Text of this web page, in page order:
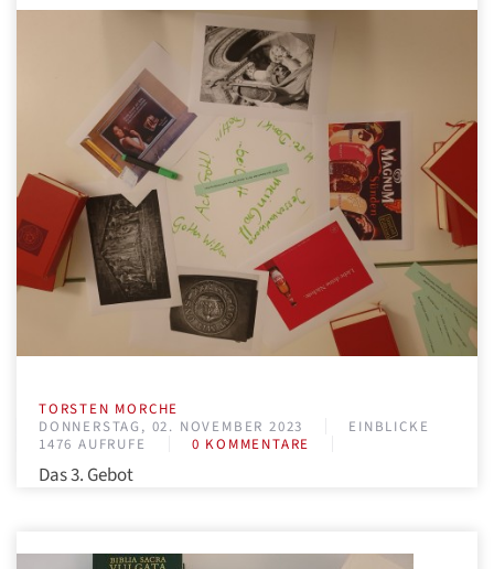
TORSTEN MORCHE
DONNERSTAG, 02. NOVEMBER 2023
EINBLICKE
1476 AUFRUFE
0 KOMMENTARE
Das 3. Gebot